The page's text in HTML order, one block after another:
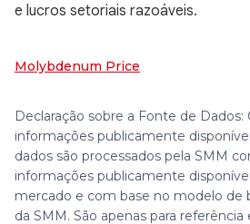
e lucros setoriais razoáveis.
Molybdenum Price
Declaração sobre a Fonte de Dados:
informações publicamente
dados são processados pela SMM
informações publicamente
mercado e com base no modelo de
da SMM. São apenas para